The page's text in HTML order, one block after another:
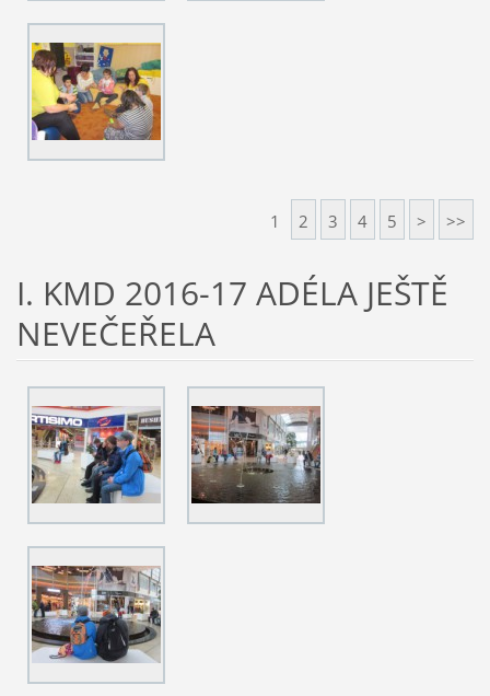
1 2 3 4 5 > >>
I. KMD 2016-17 ADÉLA JEŠTĚ
NEVEČEŘELA